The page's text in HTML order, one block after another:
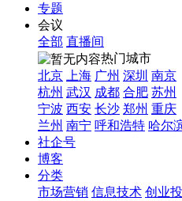
专题
会议
全部 直播间
热门城市
北京
上海 广州 深圳 南京
杭州 武汉 成都 合肥 苏州
宁波 西安 长沙 郑州 重庆
兰州 南宁 呼和浩特 哈尔
社企号
博客
分类
市场营销 信息技术 创业